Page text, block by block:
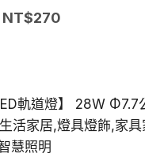
原
NT$360。
NT$270目
NT$270。